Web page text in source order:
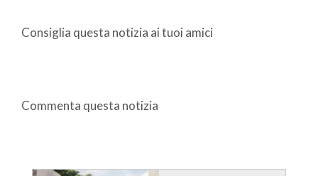
Consiglia questa notizia ai tuoi amici
Commenta questa notizia